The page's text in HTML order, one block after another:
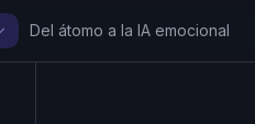
Del átomo a la IA emocional